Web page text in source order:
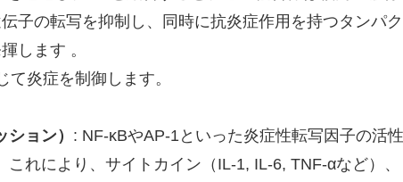
子の転写を抑制し、同時に抗炎症作用を持つタンパク
します 。
炎症を制御します。
ョン） : NF-κBやAP-1といった炎症性転写因子の活性
れにより、サイトカイン（IL-1, IL-6, TNF-αなど）、